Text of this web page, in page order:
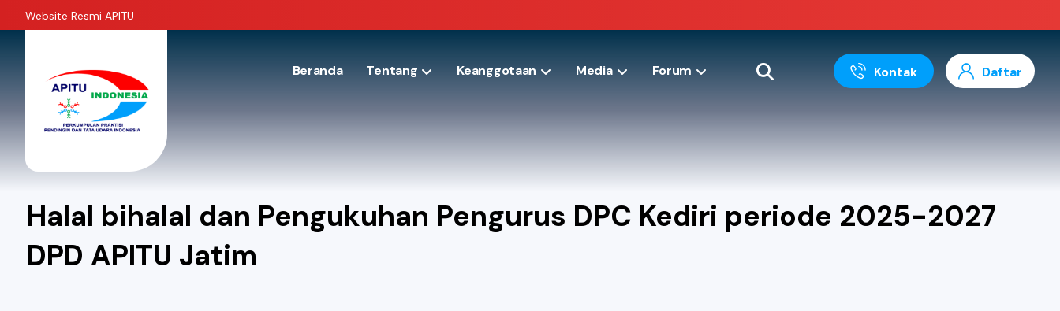
Website Resmi APITU
Beranda Tentang Keanggotaan Media Forum Daftar
Kontak
Halal bihalal dan Pengukuhan Pengurus DPC Kediri periode 2025-2027
DPD APITU Jatim